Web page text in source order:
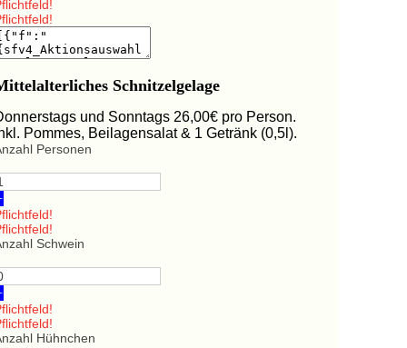
Schnitzelgelage
und Sonntags 26,00€ pro Person.
Pommes, Beilagensalat & 1 Getränk (0,5l).
Personen
Schwein
Hühnchen